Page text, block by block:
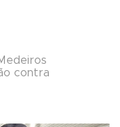
contra